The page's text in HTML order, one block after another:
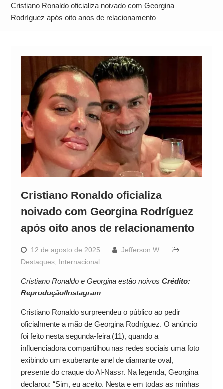
Alto
Cristiano Ronaldo oficializa noivado com Georgina
Rodríguez após oito anos de relacionamento
Cristiano Ronaldo oficializa
noivado com Georgina Rodríguez
após oito anos de relacionamento
12 de agosto de 2025
Jefferson W
Destaques, Internacional
Cristiano Ronaldo e Georgina estão noivos Crédito:
Reprodução/Instagram
Cristiano Ronaldo surpreendeu o público ao pedir
oficialmente a mão de Georgina Rodríguez. O anúncio
foi feito nesta segunda-feira (11), quando a
influenciadora compartilhou nas redes sociais uma foto
exibindo um exuberante anel de diamante oval,
presente do craque do Al-Nassr. Na legenda, Georgina
declarou: “Sim, eu aceito. Nesta e em todas as minhas